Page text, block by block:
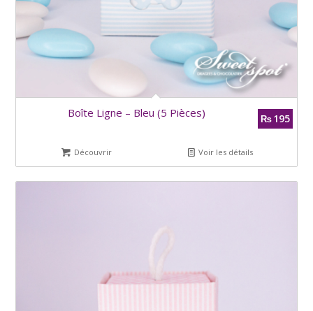
Boîte Ligne – Bleu (5 Pièces) ₨195
Découvrir Voir les détails